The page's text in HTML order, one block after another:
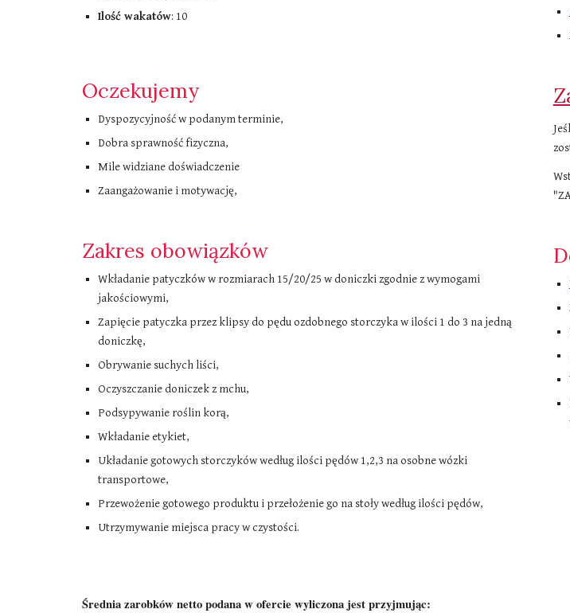
Ilość wakatów: 10
Oczekujemy
Dyspozycyjność w podanym terminie,
Dobra sprawność fizyczna,
Mile widziane doświadczenie
Zaangażowanie i motywację,
Zakres obowiązków
Wkładanie patyczków w rozmiarach 15/20/25 w doniczki zgodnie z wymogami
jakościowymi,
Zapięcie patyczka przez klipsy do pędu ozdobnego storczyka w ilości 1 do 3 na jedną
doniczkę,
Obrywanie suchych liści,
Oczyszczanie doniczek z mchu,
Podsypywanie roślin korą,
Wkładanie etykiet,
Układanie gotowych storczyków według ilości pędów 1,2,3 na osobne wózki
transportowe,
Przewożenie gotowego produktu i przełożenie go na stoły według ilości pędów,
Utrzymywanie miejsca pracy w czystości.
Średnia zarobków netto podana w ofercie wyliczona jest przyjmując: